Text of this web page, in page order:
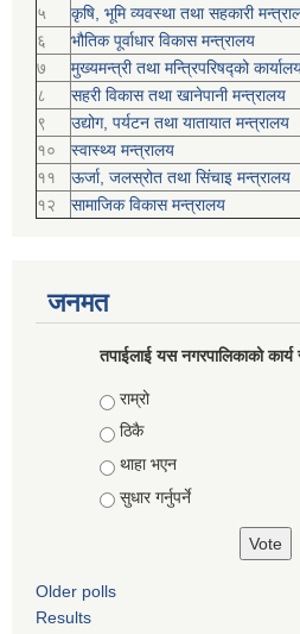
५
कृषि, भूमि व्यवस्था तथा सहकारी
६
भौतिक पूर्वाधार विकास मन्त्रालय
७
मुख्यमन्त्री तथा मन्त्रिपरिषद्को
८
सहरी विकास तथा खानेपानी मन्त्रालय
९
उद्योग, पर्यटन तथा यातायात मन्त्रालय
१०
स्वास्थ्य मन्त्रालय
११
ऊर्जा, जलस्रोत तथा सिंचाइ मन्त्रालय
१२
सामाजिक विकास मन्‍‍त्रालय
जनमत
तपाईलाई यस नगरपालिकाको
Choices
राम्रो
ठिकै
थाहा भएन
सुधार गर्नुपर्ने
Older polls
Results